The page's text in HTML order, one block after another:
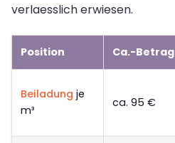
verlaesslich erwiesen.
Position Ca.-Betrag
Beiladung je
m³
ca. 95 €